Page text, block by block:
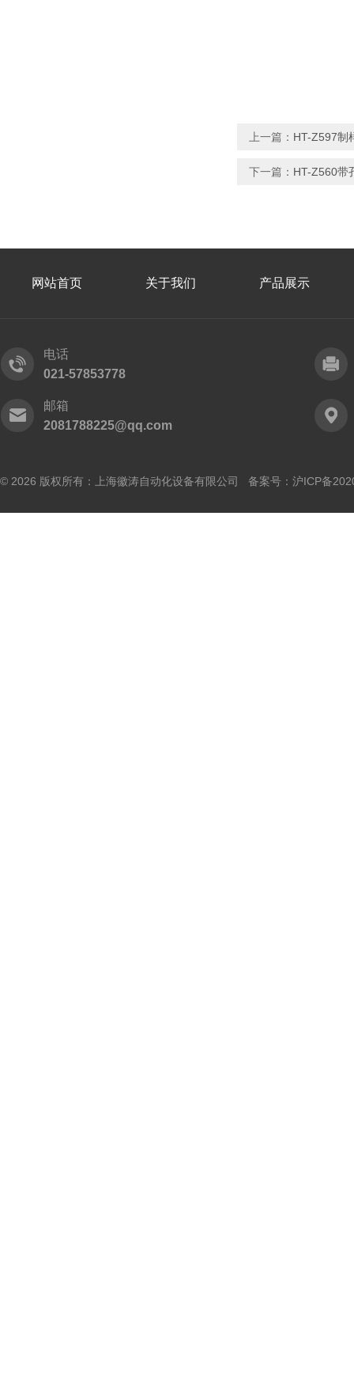
上一篇： HT-Z597制
下一篇： HT-Z560带
网站首页 关于我们 产品展示
电话
021-57853778
邮箱
2081788225@qq.com
© 2026 版权所有：上海徽涛自动化设备有限公司 备案号： 沪ICP备